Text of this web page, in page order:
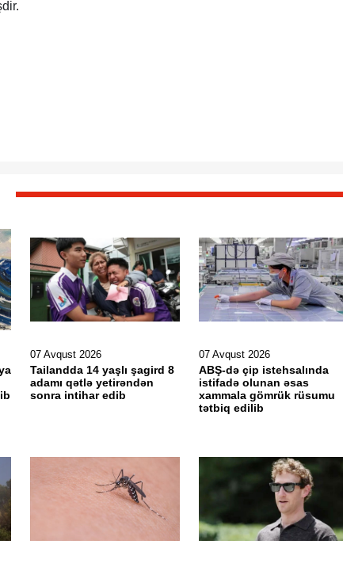
07 Avqust 2026
Tailandda 14 yaşlı şagird 8
adamı qətlə yetirəndən
sonra intihar edib
07 Avqust 2026
ABŞ-də çip istehsalında
istifadə olunan əsas
xammala gömrük rüsumu
tətbiq edilib